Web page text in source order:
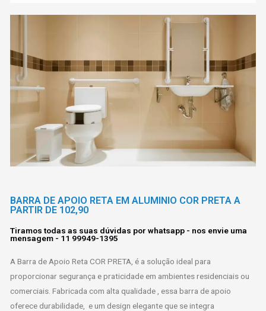
BARRA DE APOIO RETA EM ALUMINIO COR PRETA A
PARTIR DE 102,90
Tiramos todas as suas dúvidas por whatsapp - nos envie uma
mensagem - 11 99949-1395
A Barra de Apoio Reta COR PRETA, é a solução ideal para
proporcionar segurança e praticidade em ambientes residenciais ou
comerciais. Fabricada com alta qualidade , essa barra de apoio
oferece durabilidade, e um design elegante que se integra